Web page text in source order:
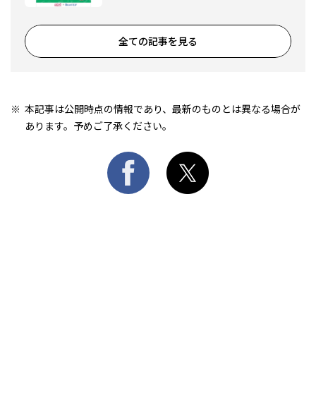
全ての記事を見る
本記事は公開時点の情報であり、最新のものとは異なる場合が
あります。予めご了承ください。